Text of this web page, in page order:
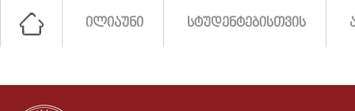
ᲘᲚᲘᲐᲣᲜᲘ ᲡᲢᲣᲓᲔᲜᲢᲔᲑᲘᲡᲗᲕᲘᲡ